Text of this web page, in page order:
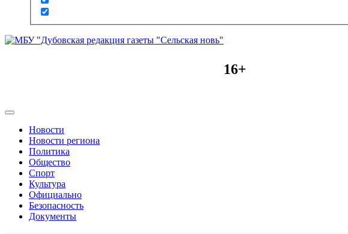
16+
Новости
Новости региона
Политика
Общество
Спорт
Культура
Официально
Безопасность
Документы